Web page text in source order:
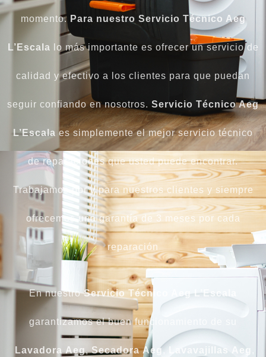
momento. Para nuestro Servicio Técnico Aeg
L’Escala lo más importante es ofrecer un servicio de
calidad y efectivo a los clientes para que puedan
seguir confiando en nosotros. Servicio Técnico Aeg
L’Escala es simplemente el mejor servicio técnico
de reparaciones que usted puede encontrar.
Trabajamos por y para nuestros clientes y siempre
ofrecemos una garantía de 3 meses por cada
reparación
En nuestroServicio Técnico Aeg L’Escala
garantizamos el buen funcionamiento de su
Lavadora Aeg,Secadora Aeg, Lavavajillas Aeg